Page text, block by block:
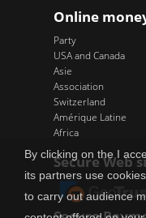
Online
Party
USA and Canada
Asie
Association
Switzerland
Amérique Latine
Africa
Secure Web
By clicking on the I
its partners use
to carry out audience